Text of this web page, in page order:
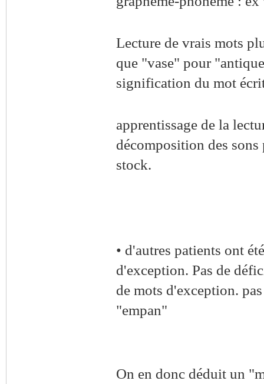
Lecture de vrais mots
que "vase" pour
signification du mot
apprentissage de la
décomposition des
stock.
• d'autres patients ont
d'exception. Pas de
de mots d'exception.
"empan"
On en donc déduit un